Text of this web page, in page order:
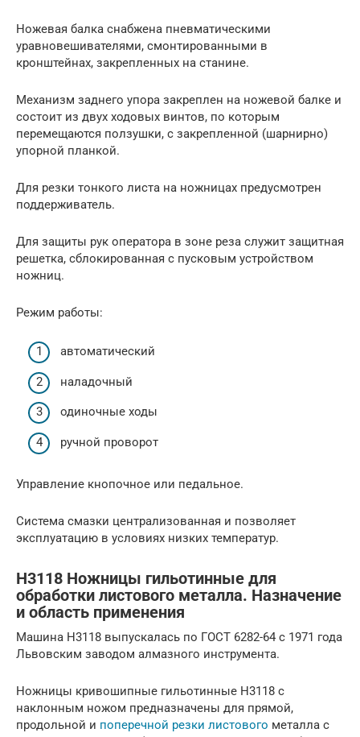
Ножевая балка снабжена пневматическими
уравновешивателями, смонтированными в
кронштейнах, закрепленных на станине.
Механизм заднего упора закреплен на ножевой балке и
состоит из двух ходовых винтов, по которым
перемещаются ползушки, с закрепленной (шарнирно)
упорной планкой.
Для резки тонкого листа на ножницах предусмотрен
поддерживатель.
Для защиты рук оператора в зоне реза служит защитная
решетка, сблокированная с пусковым устройством
ножниц.
Режим работы:
автоматический
наладочный
одиночные ходы
ручной проворот
Управление кнопочное или педальное.
Система смазки централизованная и позволяет
эксплуатацию в условиях низких температур.
Н3118 Ножницы гильотинные для
обработки листового металла. Назначение
и область применения
Машина Н3118 выпускалась по ГОСТ 6282-64 с 1971 года
Львовским заводом алмазного инструмента.
Ножницы кривошипные гильотинные Н3118 с
наклонным ножом предназначены для прямой,
продольной и поперечной резки листового металла с